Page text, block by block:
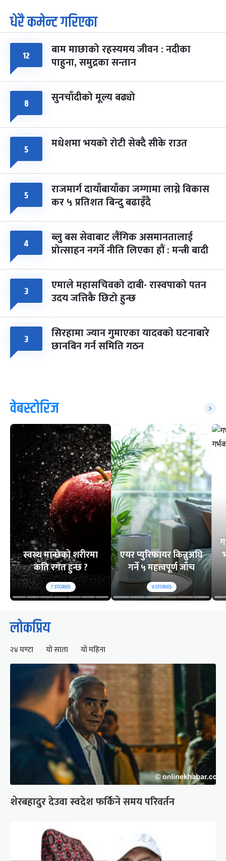
७
आइत
पूर्णिमा व्रत
चैत्र ७, २०८३-Mar 21, 2027
८ फागुपूर्णिमा
चैत्र ८, २०८३-Mar 22, 2027
७ महिना बाँकी
धेरै कमेन्ट गरिएका
१२ बाम माछाको रहस्यमय जीवन : नदीका
पाहुना, समुद्रका सन्तान
८ सुनचाँदीको मूल्य बढ्यो
५ मधेशमा भयको रोटी सेक्दै सीके राउत
५ राजमार्ग दायाँबायाँका जग्गामा लाग्ने विकास
कर ५ प्रतिशत बिन्दु बढाइँदै
४ ब्लु बस सेवाबाट लैंगिक असमानतालाई
प्रोत्साहन नगर्ने नीति लिएका हौं : मन्त्री बादी
३ एमाले महासचिवको दाबी- रास्वपाको पतन
उदय जत्तिकै छिटो हुन्छ
३ सिरहामा ज्यान गुमाएका यादवको घटनाबारे
छानबिन गर्न समिति गठन
वेबस्टोरिज
स्वस्थ मान्छेको शरीरमा
कति रगत हुन्छ ?
7STORIES
एयर प्युरिफायर किन्नुअघि
गर्ने ५ महत्त्वपूर्ण जाँच
6STORIES
लोकप्रिय
२४ घण्टा यो साता यो महिना
शेरबहादुर देउवा स्वदेश फर्किने समय परिवर्तन